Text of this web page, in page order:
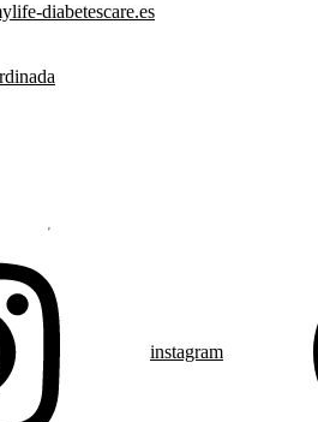
diabetescare.es
instagram